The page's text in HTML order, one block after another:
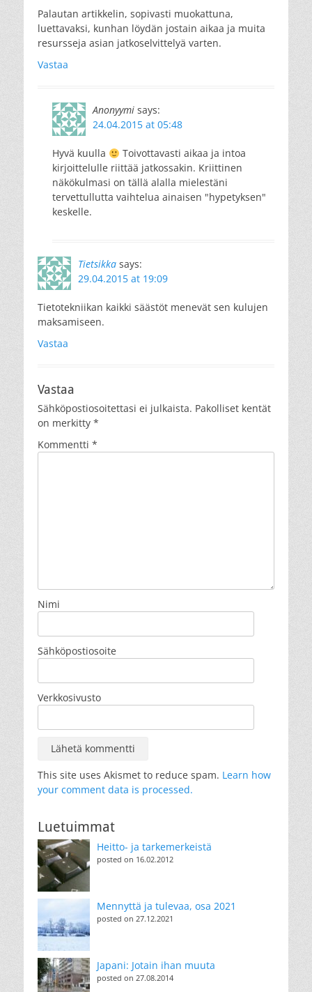
Palautan artikkelin, sopivasti muokattuna,
luettavaksi, kunhan löydän jostain aikaa ja muita
resursseja asian jatkoselvittelyä varten.
Vastaa
Anonyymi says:
24.04.2015 at 05:48
Hyvä kuulla
Toivottavasti aikaa ja intoa
kirjoittelulle riittää jatkossakin. Kriittinen
näkökulmasi on tällä alalla mielestäni
tervettullutta vaihtelua ainaisen "hypetyksen"
keskelle.
Tietsikka says:
29.04.2015 at 19:09
Tietotekniikan kaikki säästöt menevät sen kulujen
maksamiseen.
Vastaa
Vastaa
Sähköpostiosoitettasi ei julkaista. Pakolliset kentät
on merkitty *
Kommentti *
Nimi
Sähköpostiosoite
Verkkosivusto
This site uses Akismet to reduce spam. Learn how
your comment data is processed.
Luetuimmat
Heitto- ja tarkemerkeistä
posted on 16.02.2012
Mennyttä ja tulevaa, osa 2021
posted on 27.12.2021
Japani: Jotain ihan muuta
posted on 27.08.2014